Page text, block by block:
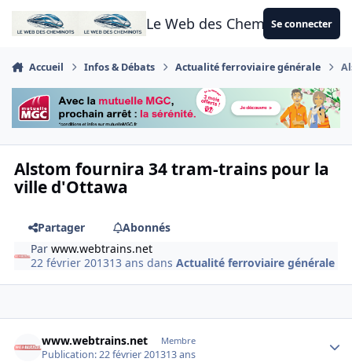
Aller au contenu
Le Web des CheminotsSe connecter
Accueil Infos & Débats Actualité ferroviaire générale
Alstom fournira 34 tram-trains pour la
ville d'Ottawa
Partager
Abonnés
Parwww.webtrains.net
22 février 201313 ans dansActualité ferroviaire générale
www.webtrains.net Membre
Publication:22 février 201313 ans